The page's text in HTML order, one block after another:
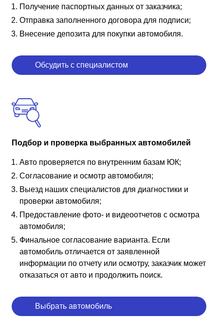
Получение паспортных данных от заказчика;
Отправка заполненного договора для подписи;
Внесение депозита для покупки автомобиля.
Обсудить с специалистом
Подбор и проверка выбранных автомобилей
Авто проверяется по внутренним базам ЮК;
Согласование и осмотр автомобиля;
Выезд наших специалистов для диагностики и
проверки автомобиля;
Предоставление фото- и видеоотчетов с осмотра
автомобиля;
Финальное согласование варианта. Если
автомобиль отличается от заявленной
информации по отчету или осмотру, заказчик может
отказаться от авто и продолжить поиск.
Выбрать автомобиль